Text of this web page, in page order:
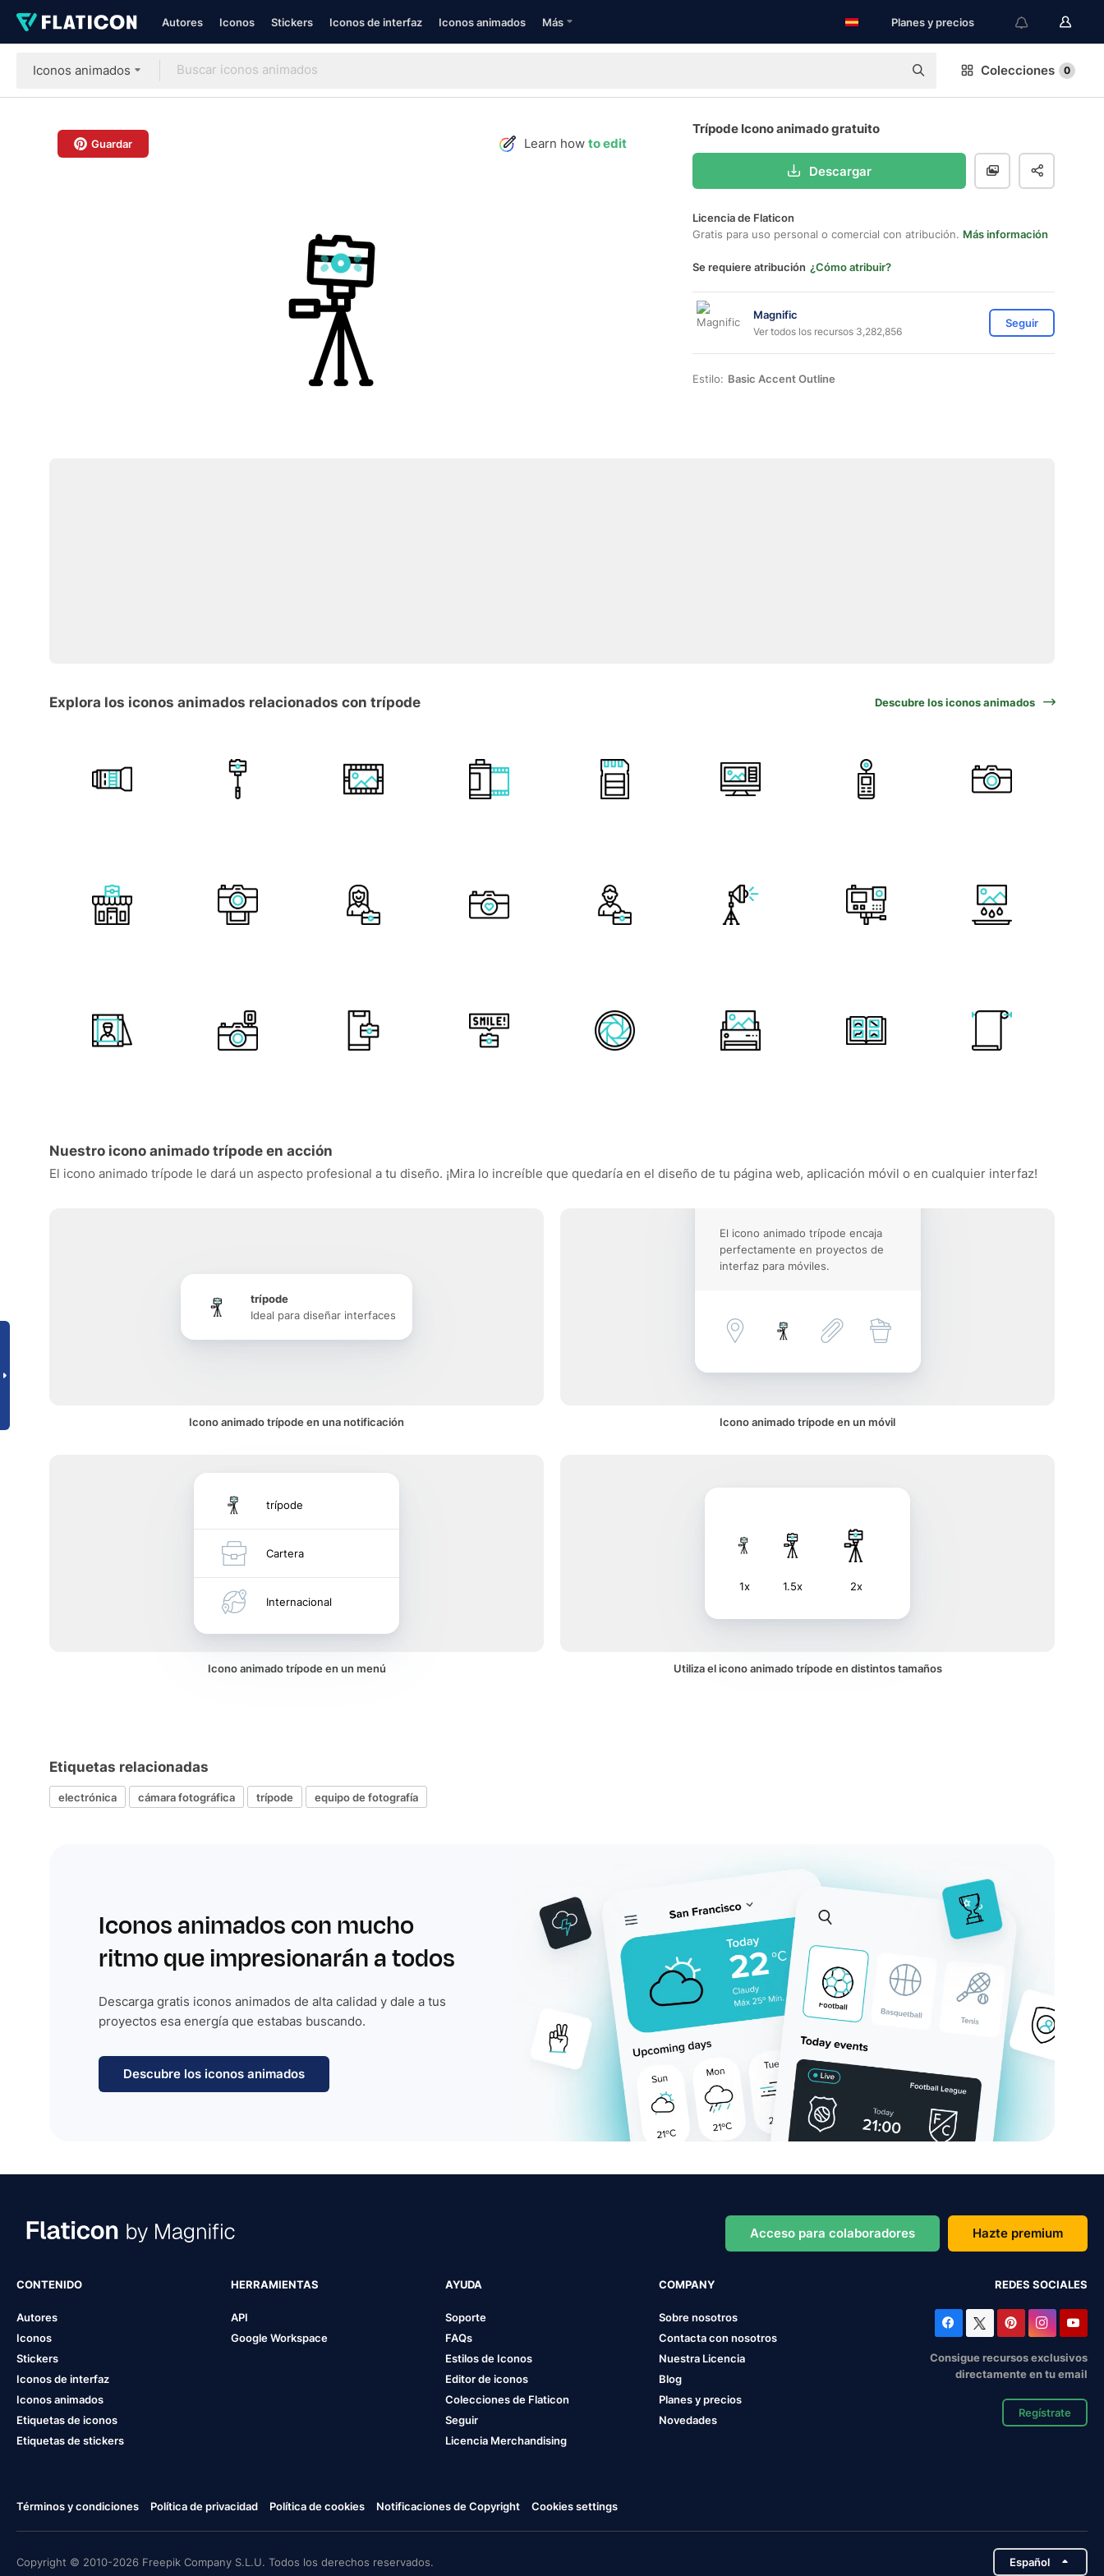
Autores Iconos Stickers Iconos de interfaz Iconos animados Más Planes y precios
Iconos animados Colecciones 0
Guardar Learn how to edit
Trípode Icono animado gratuito
Descargar
Licencia de Flaticon
Gratis para uso personal o comercial con atribución. Más información
Se requiere atribución ¿Cómo atribuir?
Magnific
Ver todos los recursos 3,282,856
Seguir
Estilo: Basic Accent Outline
Explora los iconos animados relacionados con trípode Descubre los iconos animados
Nuestro icono animado trípode en acción
El icono animado trípode le dará un aspecto profesional a tu diseño. ¡Mira lo increíble que quedaría en el diseño de tu página web, aplicación móvil o en cualquier interfaz!
trípode
Ideal para diseñar interfaces
Icono animado trípode en una notificación
El icono animado trípode encaja
perfectamente en proyectos de
interfaz para móviles.
Icono animado trípode en un móvil
trípode
Cartera
Internacional
Icono animado trípode en un menú
1x 1.5x 2x
Utiliza el icono animado trípode en distintos tamaños
Etiquetas relacionadas
electrónica cámara fotográfica trípode equipo de fotografía
Iconos animados con mucho
ritmo que impresionarán a todos
Descarga gratis iconos animados de alta calidad y dale a tus
proyectos esa energía que estabas buscando.
Descubre los iconos animados
Acceso para colaboradores Hazte premium
CONTENIDO
Autores
Iconos
Stickers
Iconos de interfaz
Iconos animados
Etiquetas de iconos
Etiquetas de stickers
HERRAMIENTAS
API
Google Workspace
AYUDA
Soporte
FAQs
Estilos de Iconos
Editor de iconos
Colecciones de Flaticon
Seguir
Licencia Merchandising
COMPANY
Sobre nosotros
Contacta con nosotros
Nuestra Licencia
Blog
Planes y precios
Novedades
REDES SOCIALES
Consigue recursos exclusivos
directamente en tu email
Regístrate
Términos y condiciones Política de privacidad Política de cookies Notificaciones de Copyright Cookies settings
Copyright © 2010-2026 Freepik Company S.L.U. Todos los derechos reservados. Español